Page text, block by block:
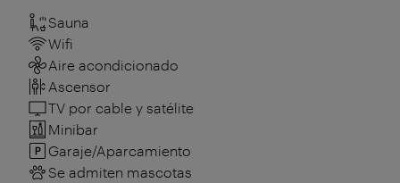
Sauna
Wifi
Aire acondicionado
Ascensor
TV por cable y satélite
Minibar
Garaje/Aparcamiento
Se admiten mascotas